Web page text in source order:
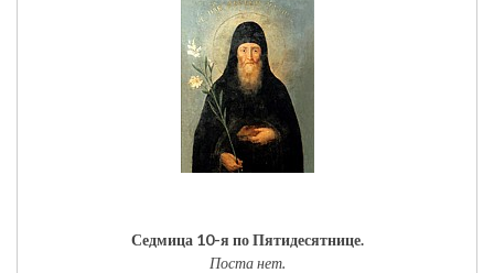
Седмица 10-я по Пятидесятнице.
Поста нет.